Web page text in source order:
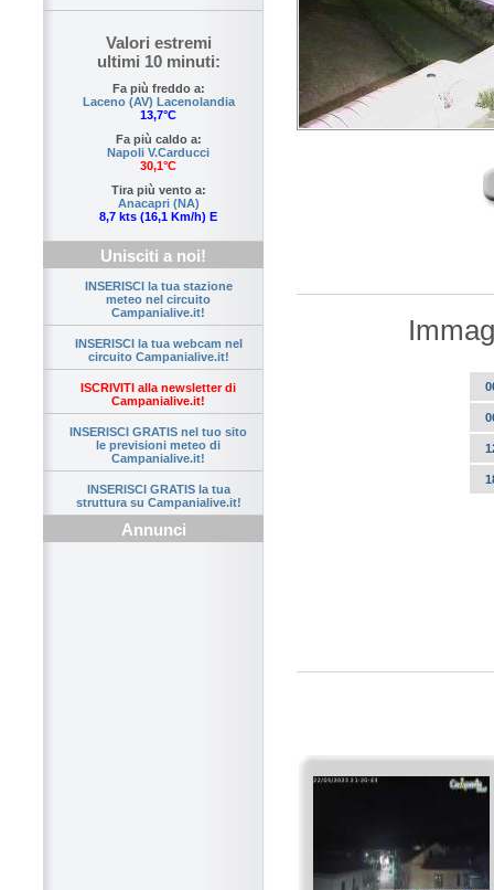
Valori estremi
ultimi 10 minuti:
Fa più freddo a:
Laceno (AV) Lacenolandia
13,7°C
Fa più caldo a:
Napoli V.Carducci
30,1°C
Tira più vento a:
Anacapri (NA)
8,7 kts (16,1 Km/h) E
Unisciti a noi!
INSERISCI la tua stazione
meteo nel circuito
Campanialive.it!
INSERISCI la tua webcam nel
circuito Campanialive.it!
ISCRIVITI alla newsletter di
Campanialive.it!
INSERISCI GRATIS nel tuo sito
le previsioni meteo di
Campanialive.it!
INSERISCI GRATIS la tua
struttura su Campanialive.it!
Annunci